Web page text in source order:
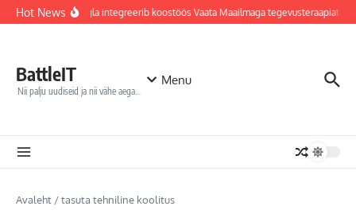
Sisu juurde
Hot NewsJõhvi haigla integreerib koostöös Vaata Maailmaga
BattleIT
Nii palju uudiseid ja nii vähe aega…
Menu
Avaleht /tasuta tehniline koolitus